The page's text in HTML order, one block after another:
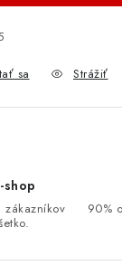
sa Strážiť
shop
zákazníkov
90%